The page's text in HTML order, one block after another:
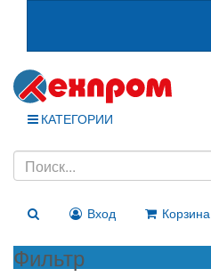
КАТЕГОРИИ
Вход Корзина
Фильтр